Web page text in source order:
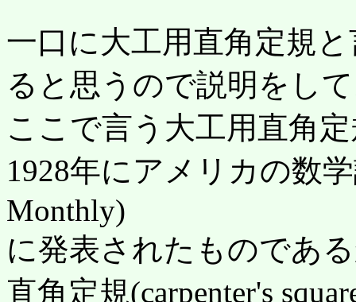
一口に大工用直角定規
ると思うので説明をし
ここで言う大工用直
1928年にアメリカの数
Monthly)
に発表されたものであ
直角定規(carpenter's